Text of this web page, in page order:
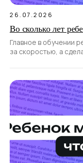
26.07.2026
Во сколько лет
Главное в обучении
за скоростью, а